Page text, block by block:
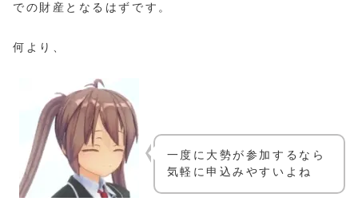
での財産となるはずです。
何より、
一度に大勢が参加するなら
気軽に申込みやすいよね